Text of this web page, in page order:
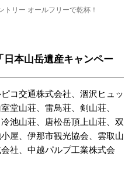
リー オールフリーで乾杯！
日本山岳遺産キャンペー
コ交通株式会社、涸沢ヒュッ
堂山荘、雷鳥荘、剣山荘、
池山荘、唐松岳頂上山荘、双
屋、伊那市観光協会、雲取山
社、中越パルプ工業株式会